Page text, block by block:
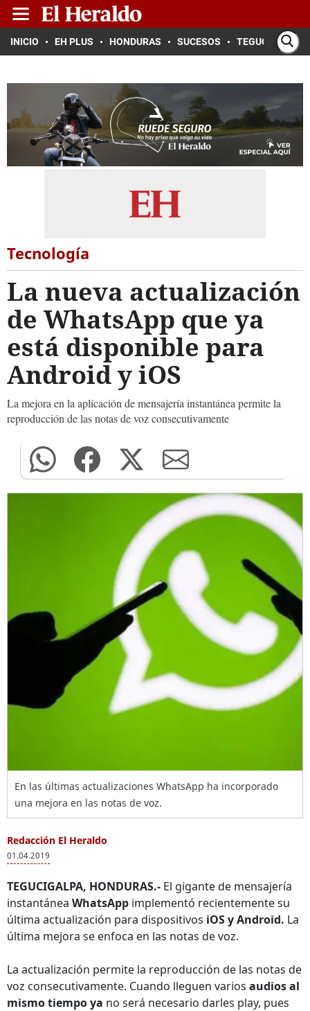
INICIO EH PLUS HONDURAS SUCESOS TEGUCIGALPA
Tecnología
La nueva actualización
de WhatsApp que ya
está disponible para
Android y iOS
La mejora en la aplicación de mensajería instantánea permite la
reproducción de las notas de voz consecutivamente
En las últimas actualizaciones WhatsApp ha incorporado
una mejora en las notas de voz.
Redacción El Heraldo
01.04.2019
TEGUCIGALPA, HONDURAS.- El gigante de mensajería
instantánea WhatsApp implementó recientemente su
última actualización para dispositivos iOS y Android. La
última mejora se enfoca en las notas de voz.
La actualización permite la reproducción de las notas de
voz consecutivamente. Cuando lleguen varios audios al
mismo tiempo ya no será necesario darles play, pues